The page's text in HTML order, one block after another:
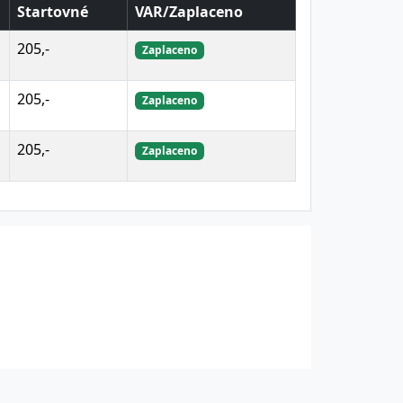
Startovné
VAR/Zaplaceno
205,-
Zaplaceno
205,- Zaplaceno
205,- Zaplaceno